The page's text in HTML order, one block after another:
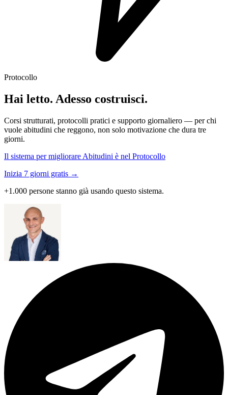
Protocollo
Hai letto. Adesso costruisci.
Corsi strutturati, protocolli pratici e supporto giornaliero — per chi
vuole abitudini che reggono, non solo motivazione che dura tre
giorni.
Il sistema per migliorare Abitudini è nel Protocollo
Inizia 7 giorni gratis →
+1.000 persone stanno già usando questo sistema.